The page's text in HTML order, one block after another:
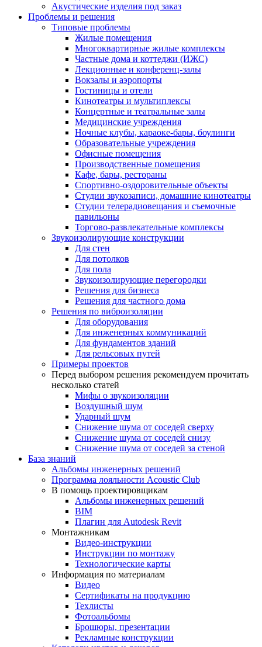
Акустические изделия под заказ
Проблемы и решения
Типовые проблемы
Жилые помещения
Многоквартирные жилые комплексы
Частные дома и коттеджи (ИЖС)
Лекционные и конференц-залы
Вокзалы и аэропорты
Гостиницы и отели
Кинотеатры и мультиплексы
Концертные и театральные залы
Медицинские учреждения
Ночные клубы, караоке-бары, боулинги
Образовательные учреждения
Офисные помещения
Производственные помещения
Кафе, бары, рестораны
Спортивно-оздоровительные объекты
Студии звукозаписи, домашние кинотеатры
Студии телерадиовещания и съемочные
павильоны
Торгово-развлекательные комплексы
Звукоизолирующие конструкции
Для стен
Для потолков
Для пола
Звукоизолирующие перегородки
Решения для бизнеса
Решения для частного дома
Решения по виброизоляции
Для оборудования
Для инженерных коммуникаций
Для фундаментов зданий
Для рельсовых путей
Примеры проектов
Перед выбором решения рекомендуем прочитать
несколько статей
Мифы о звукоизоляции
Воздушный шум
Ударный шум
Снижение шума от соседей сверху
Снижение шума от соседей снизу
Снижение шума от соседей за стеной
База знаний
Альбомы инженерных решений
Программа лояльности Acoustic Club
В помощь проектировщикам
Альбомы инженерных решений
BIM
Плагин для Autodesk Revit
Монтажникам
Видео-инструкции
Инструкции по монтажу
Технологические карты
Информация по материалам
Видео
Сертификаты на продукцию
Техлисты
Фотоальбомы
Брошюры, презентации
Рекламные конструкции